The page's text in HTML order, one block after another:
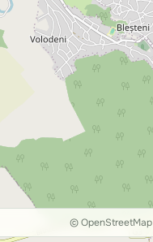
© OpenStreetMap